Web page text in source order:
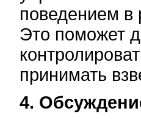
поведением в
Это поможет
принимать
4.